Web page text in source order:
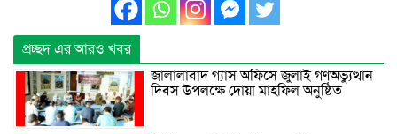
প্রচ্ছদ এর আরও খবর
জালালাবাদ গ্যাস অফিসে জুলাই গণঅভ্যুত্থান
দিবস উপলক্ষে দোয়া মাহফিল অনুষ্ঠিত